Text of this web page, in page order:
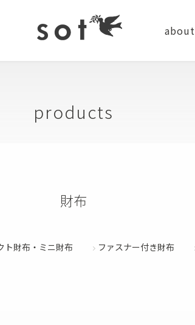
ステーショナリー
about
products
財布
ト財布・ミニ財布 ファスナー付き財布